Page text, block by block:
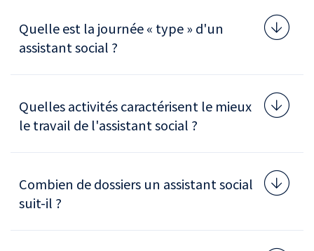
Quelle est la journée « type » d'un
assistant social ?
Quelles activités caractérisent le mieux
le travail de l'assistant social ?
Combien de dossiers un assistant social
suit-il ?